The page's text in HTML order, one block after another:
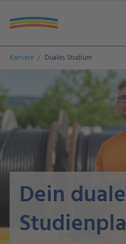
Karriere Duales Studium
Dein